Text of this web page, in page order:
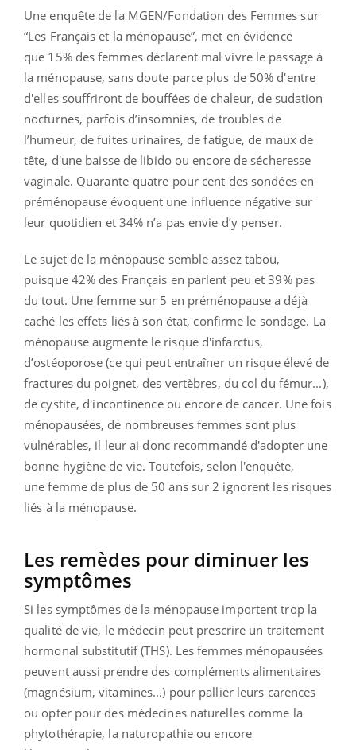
Une enquête de la MGEN/Fondation des Femmes sur
“Les Français et la ménopause”, met en évidence
que 15% des femmes déclarent mal vivre le passage à
la ménopause, sans doute parce plus de 50% d'entre
d'elles souffriront de bouffées de chaleur, de sudation
nocturnes, parfois d’insomnies, de troubles de
l’humeur, de fuites urinaires, de fatigue, de maux de
tête, d'une baisse de libido ou encore de sécheresse
vaginale. Quarante-quatre pour cent des sondées en
préménopause évoquent une influence négative sur
leur quotidien et 34% n’a pas envie d’y penser.
Le sujet de la ménopause semble assez tabou,
puisque 42% des Français en parlent peu et 39% pas
du tout. Une femme sur 5 en préménopause a déjà
caché les effets liés à son état, confirme le sondage. La
ménopause augmente le risque d'infarctus,
d’ostéoporose (ce qui peut entraîner un risque élevé de
fractures du poignet, des vertèbres, du col du fémur...),
de cystite, d'incontinence ou encore de cancer. Une fois
ménopausées, de nombreuses femmes sont plus
vulnérables, il leur ai donc recommandé d'adopter une
bonne hygiène de vie. Toutefois, selon l'enquête,
une femme de plus de 50 ans sur 2 ignorent les risques
liés à la ménopause.
Les remèdes pour diminuer les
symptômes
Si les symptômes de la ménopause importent trop la
qualité de vie, le médecin peut prescrire un traitement
hormonal substitutif (THS). Les femmes ménopausées
peuvent aussi prendre des compléments alimentaires
(magnésium, vitamines...) pour pallier leurs carences
ou opter pour des médecines naturelles comme la
phytothérapie, la naturopathie ou encore